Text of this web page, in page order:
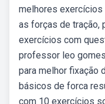
melhores
as forças de tração,
exercícios com
professor leo
para melhor fixação
básicos de forca
com 10 exercícios